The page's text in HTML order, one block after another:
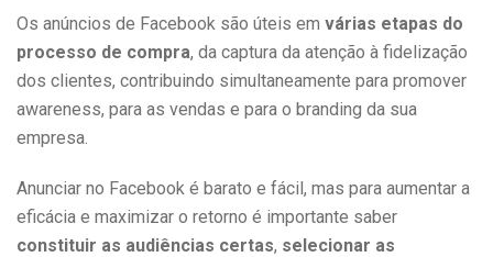
Os anúncios de Facebook são úteis em várias etapas do
processo de compra, da captura da atenção à fidelização
dos clientes, contribuindo simultaneamente para promover
awareness, para as vendas e para o branding da sua
empresa.
Anunciar no Facebook é barato e fácil, mas para aumentar a
eficácia e maximizar o retorno é importante saber
constituir as audiências certas, selecionar as